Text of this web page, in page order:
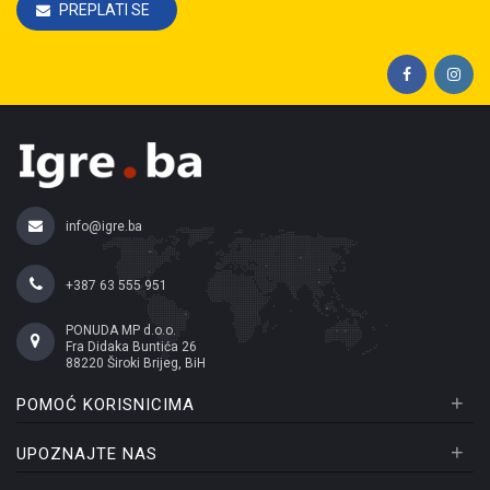
PREPLATI SE
info@igre.ba
+387 63 555 951
PONUDA MP d.o.o.
Fra Didaka Buntića 26
88220 Široki Brijeg, BiH
POMOĆ KORISNICIMA +
UPOZNAJTE NAS +